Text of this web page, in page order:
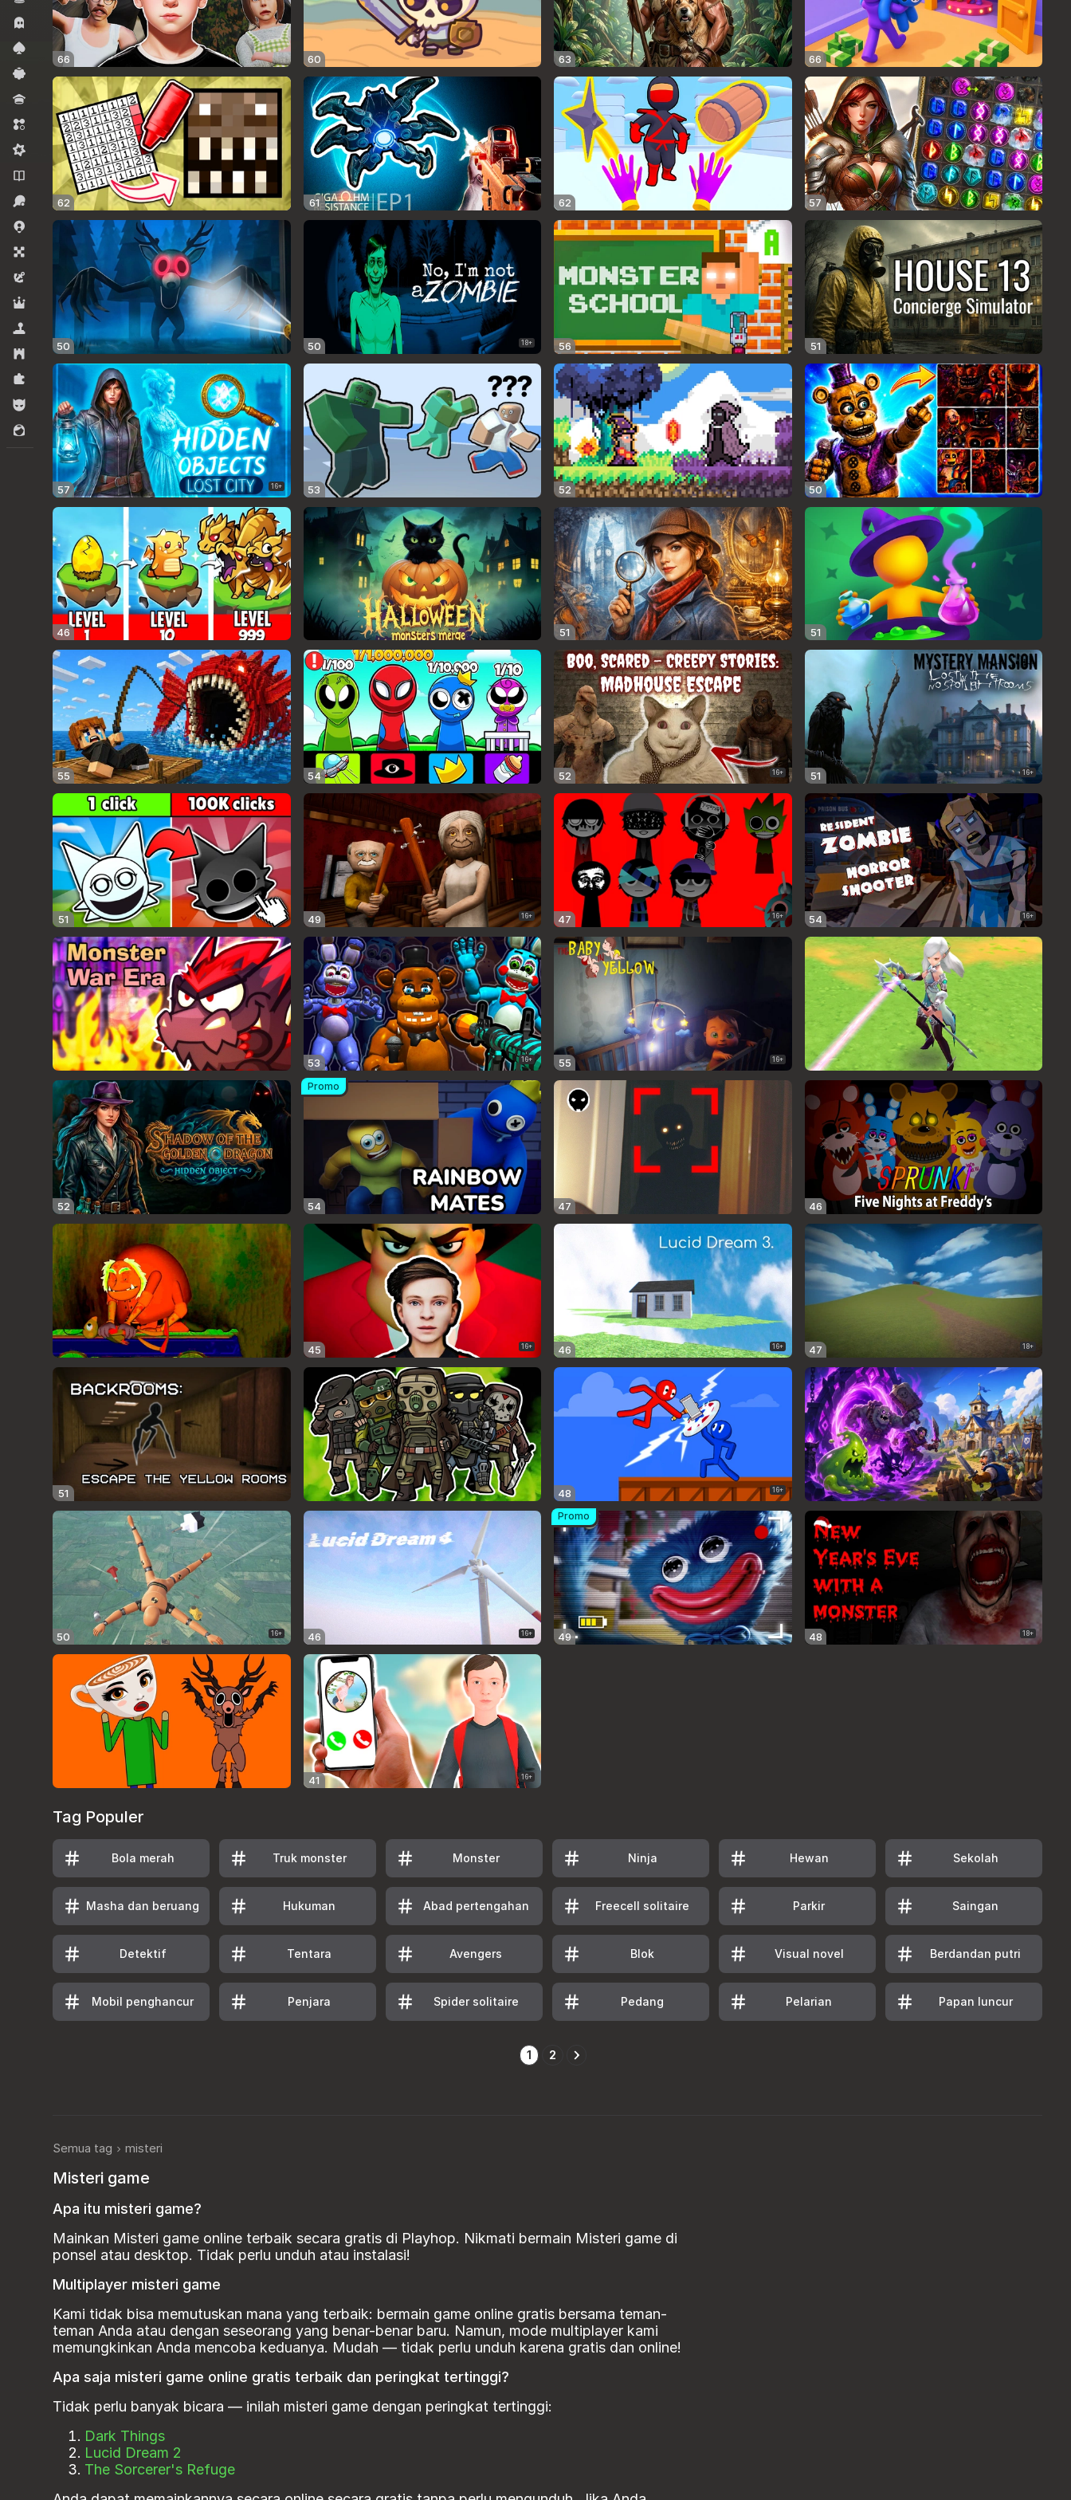
Horror.
Kartu
Kasual
Kuis
Match 3
Midcore
Novel
Olahraga
Permainan .io
Permainan Papan
Petualangan
Simulator
Strategi
Teka teki
Untuk anak laki-laki
Untuk perempuan
66 60 63 66
62 61 62 57
50 50 18+ 56 51
57 16+ 53 52 50
46 51 51
55 54 52 16+ 51 16+
51 49 16+ 47 16+ 54 16+
53 16+ 55 16+
52 54
Promo
47 46
45 16+ 46 16+ 47 18+
51 48 16+
50 16+ 46 16+ 49
Promo
48 18+
41 16+
Tag Populer
Bola merah Truk monster Monster Ninja Hewan Sekolah
Masha dan beruang Hukuman Abad pertengahan Freecell solitaire Parkir Saingan
Detektif Tentara Avengers Blok Visual novel Berdandan putri
Mobil penghancur Penjara Spider solitaire Pedang Pelarian Papan luncur
1 2
Semua tag misteri
Misteri game
Apa itu misteri game?
Mainkan Misteri game online terbaik secara gratis di Playhop. Nikmati bermain Misteri game di
ponsel atau desktop. Tidak perlu unduh atau instalasi!
Multiplayer misteri game
Kami tidak bisa memutuskan mana yang terbaik: bermain game online gratis bersama teman-
teman Anda atau dengan seseorang yang benar-benar baru. Namun, mode multiplayer kami
memungkinkan Anda mencoba keduanya. Mudah — tidak perlu unduh karena gratis dan online!
Apa saja misteri game online gratis terbaik dan peringkat tertinggi?
Tidak perlu banyak bicara — inilah misteri game dengan peringkat tertinggi:
Dark Things
Lucid Dream 2
The Sorcerer's Refuge